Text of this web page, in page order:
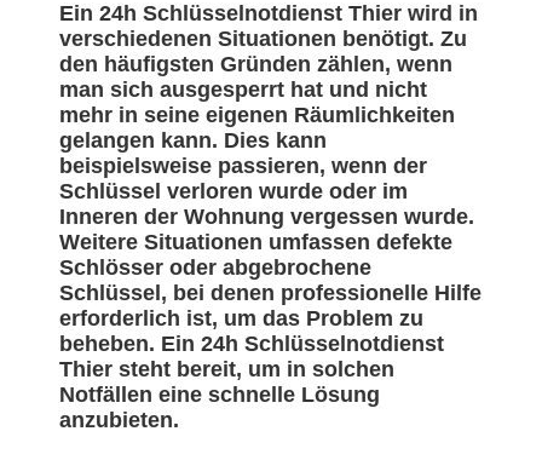
Ein 24h Schlüsselnotdienst Thier wird in
verschiedenen Situationen benötigt. Zu
den häufigsten Gründen zählen, wenn
man sich ausgesperrt hat und nicht
mehr in seine eigenen Räumlichkeiten
gelangen kann. Dies kann
beispielsweise passieren, wenn der
Schlüssel verloren wurde oder im
Inneren der Wohnung vergessen wurde.
Weitere Situationen umfassen defekte
Schlösser oder abgebrochene
Schlüssel, bei denen professionelle Hilfe
erforderlich ist, um das Problem zu
beheben. Ein 24h Schlüsselnotdienst
Thier steht bereit, um in solchen
Notfällen eine schnelle Lösung
anzubieten.